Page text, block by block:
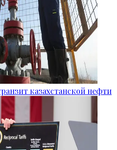
казахстанской нефти